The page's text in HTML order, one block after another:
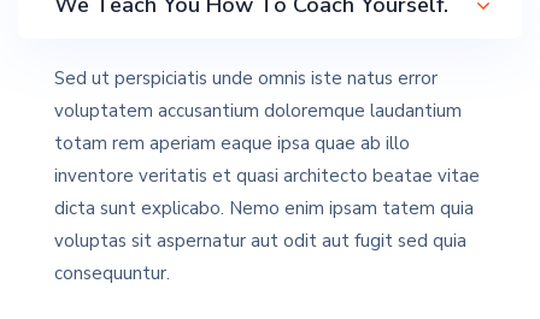
Sed ut perspiciatis unde omnis iste natus error
voluptatem accusantium doloremque laudantium
totam rem aperiam eaque ipsa quae ab illo
inventore veritatis et quasi architecto beatae vitae
dicta sunt explicabo. Nemo enim ipsam tatem quia
voluptas sit aspernatur aut odit aut fugit sed quia
consequuntur.